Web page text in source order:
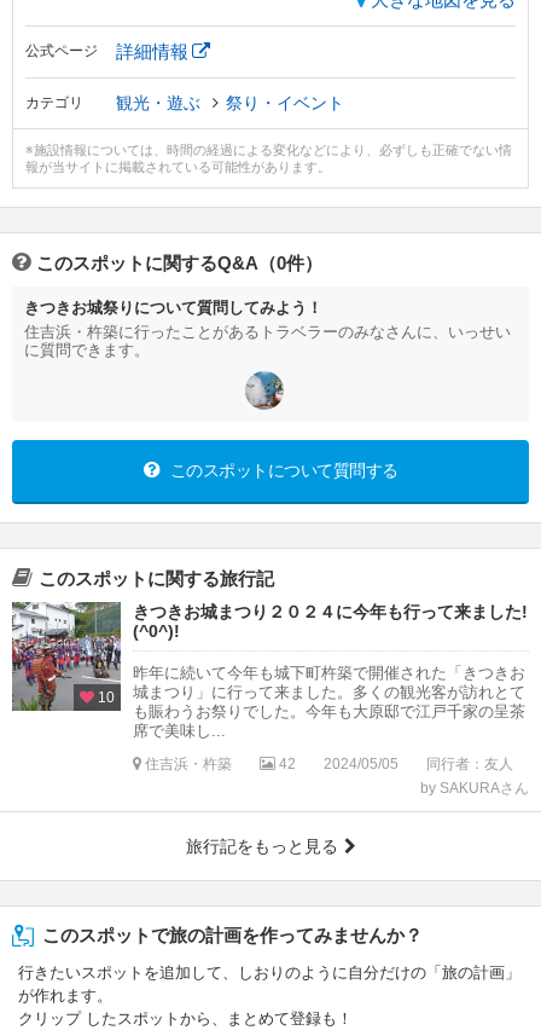
公式ページ 詳細情報
カテゴリ 観光・遊ぶ 祭り・イベント
※施設情報については、時間の経過による変化などにより、必ずしも正確でない情
報が当サイトに掲載されている可能性があります。
このスポットに関するQ&A（0件）
きつきお城祭りについて質問してみよう！
住吉浜・杵築に行ったことがあるトラベラーのみなさんに、いっせい
に質問できます。
このスポットについて質問する
このスポットに関する旅行記
10
きつきお城まつり２０２４に今年も行って来ました!
(^0^)!
昨年に続いて今年も城下町杵築で開催された「きつきお
城まつり」に行って来ました。多くの観光客が訪れとて
も賑わうお祭りでした。今年も大原邸で江戸千家の呈茶
席で美味し...
住吉浜・杵築 42 2024/05/05
同行者：友人
by SAKURAさん
旅行記をもっと見る
このスポットで旅の計画を作ってみませんか？
行きたいスポットを追加して、しおりのように自分だけの「旅の計画」
が作れます。
クリップ したスポットから、まとめて登録も！